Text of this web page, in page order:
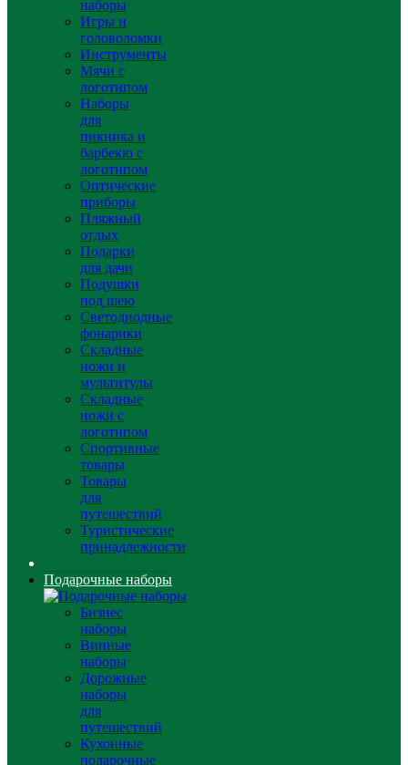
наборы
Игры и
головоломки
Инструменты
Мячи с
логотипом
Наборы
для
пикника и
барбекю с
логотипом
Оптические
приборы
Пляжный
отдых
Подарки
для дачи
Подушки
под шею
Светодиодные
фонарики
Складные
ножи и
мультитулы
Складные
ножи с
логотипом
Спортивные
товары
Товары
для
путешествий
Туристические
принадлежности
Подарочные наборы
Бизнес
наборы
Винные
наборы
Дорожные
наборы
для
путешествий
Кухонные
подарочные